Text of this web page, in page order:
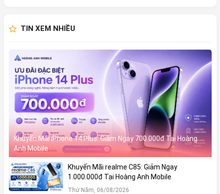
TIN XEM NHIỀU
Khuyến Mãi iPhone 14 Plus: Giảm Ngay 700.000đ Tại Hoàng
Anh Mobile
Khuyến Mãi realme C85: Giảm Ngay
1.000.000đ Tại Hoàng Anh Mobile
Thứ Năm, 06/08/2026